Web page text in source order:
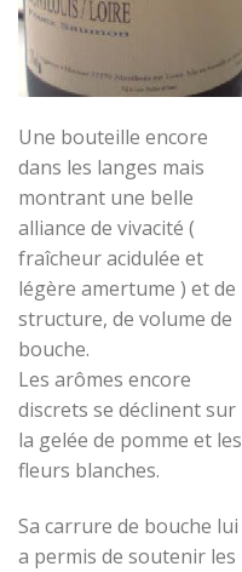
Une bouteille encore
dans les langes mais
montrant une belle
alliance de vivacité (
fraîcheur acidulée et
légère amertume ) et de
structure, de volume de
bouche.
Les arômes encore
discrets se déclinent sur
la gelée de pomme et les
fleurs blanches.
Sa carrure de bouche lui
a permis de soutenir les